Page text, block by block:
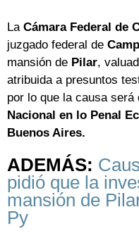
La Cámara Federal de
juzgado federal de
mansión de Pilar,
atribuida a presuntos
por lo que la causa será
Nacional en lo Penal
Buenos Aires.
ADEMÁS:
pidió que la
mansión de
Py